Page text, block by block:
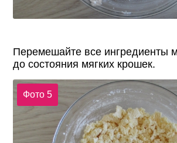
Перемешайте все ингредиенты
до состояния мягких крошек.
Фото 5